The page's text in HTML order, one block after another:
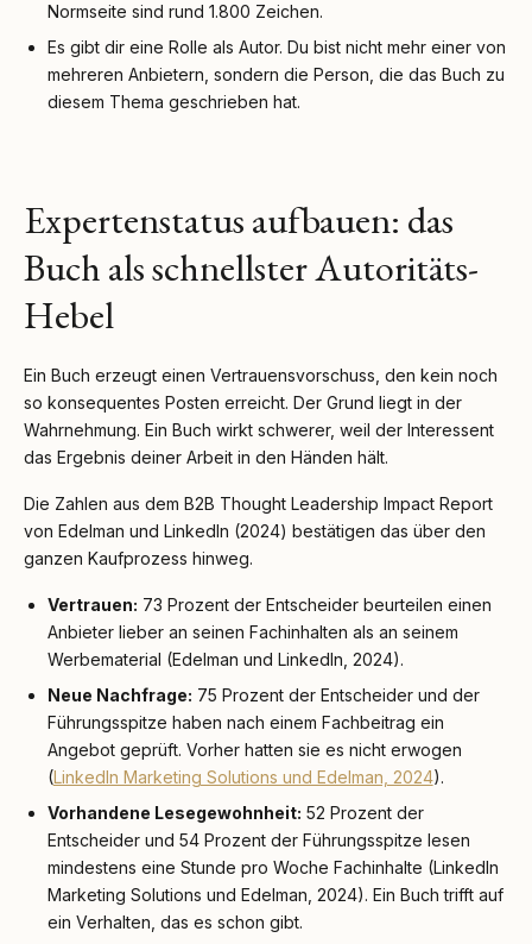
Normseite sind rund 1.800 Zeichen.
Es gibt dir eine Rolle als Autor. Du bist nicht mehr einer von
mehreren Anbietern, sondern die Person, die das Buch zu
diesem Thema geschrieben hat.
Expertenstatus aufbauen: das
Buch als schnellster Autoritäts-
Hebel
Ein Buch erzeugt einen Vertrauensvorschuss, den kein noch
so konsequentes Posten erreicht. Der Grund liegt in der
Wahrnehmung. Ein Buch wirkt schwerer, weil der Interessent
das Ergebnis deiner Arbeit in den Händen hält.
Die Zahlen aus dem B2B Thought Leadership Impact Report
von Edelman und LinkedIn (2024) bestätigen das über den
ganzen Kaufprozess hinweg.
Vertrauen: 73 Prozent der Entscheider beurteilen einen
Anbieter lieber an seinen Fachinhalten als an seinem
Werbematerial (Edelman und LinkedIn, 2024).
Neue Nachfrage: 75 Prozent der Entscheider und der
Führungsspitze haben nach einem Fachbeitrag ein
Angebot geprüft. Vorher hatten sie es nicht erwogen
(LinkedIn Marketing Solutions und Edelman, 2024).
Vorhandene Lesegewohnheit: 52 Prozent der
Entscheider und 54 Prozent der Führungsspitze lesen
mindestens eine Stunde pro Woche Fachinhalte (LinkedIn
Marketing Solutions und Edelman, 2024). Ein Buch trifft auf
ein Verhalten, das es schon gibt.